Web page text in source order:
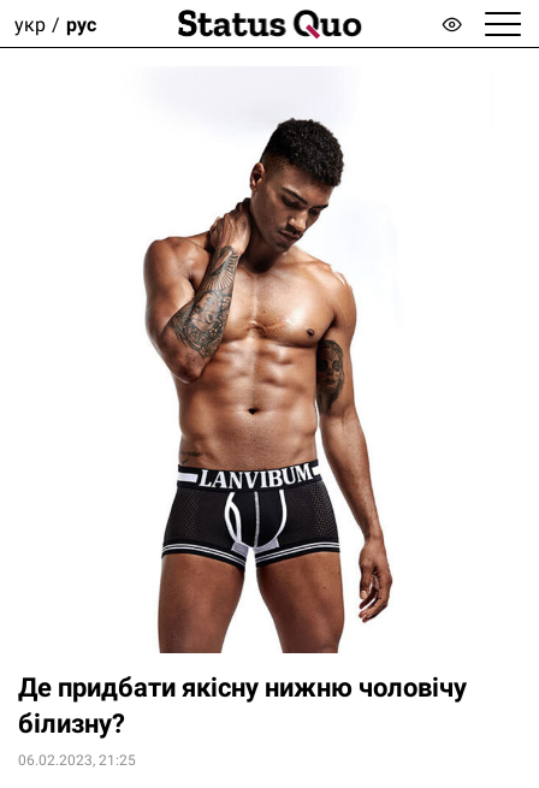
укр рус
Де придбати якісну нижню чоловічу
білизну?
06.02.2023, 21:25